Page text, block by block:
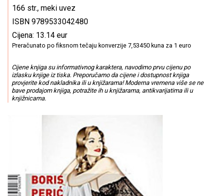
166 str., meki uvez
ISBN 9789533042480
Cijena: 13.14 eur
Preračunato po fiksnom tečaju konverzije 7,53450 kuna za 1 euro
Cijene knjiga su informativnog karaktera, navodimo prvu cijenu po
izlasku knjige iz tiska. Preporučamo da cijene i dostupnost knjiga
provjerite kod nakladnika ili u knjižarama! Moderna vremena više se ne
bave prodajom knjiga, potražite ih u knjižarama, antikvarijatima ili u
knjižnicama.